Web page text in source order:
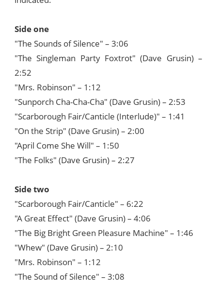
Side one
"The Sounds of Silence" – 3:06
"The Singleman Party Foxtrot" (Dave Grusin) –
2:52
"Mrs. Robinson" – 1:12
"Sunporch Cha-Cha-Cha" (Dave Grusin) – 2:53
"Scarborough Fair/Canticle (Interlude)" – 1:41
"On the Strip" (Dave Grusin) – 2:00
"April Come She Will" – 1:50
"The Folks" (Dave Grusin) – 2:27
Side two
"Scarborough Fair/Canticle" – 6:22
"A Great Effect" (Dave Grusin) – 4:06
"The Big Bright Green Pleasure Machine" – 1:46
"Whew" (Dave Grusin) – 2:10
"Mrs. Robinson" – 1:12
"The Sound of Silence" – 3:08